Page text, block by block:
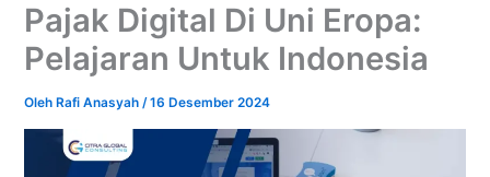
Pajak Digital Di Uni Eropa:
Pelajaran Untuk Indonesia
Oleh Rafi Anasyah/16 Desember 2024